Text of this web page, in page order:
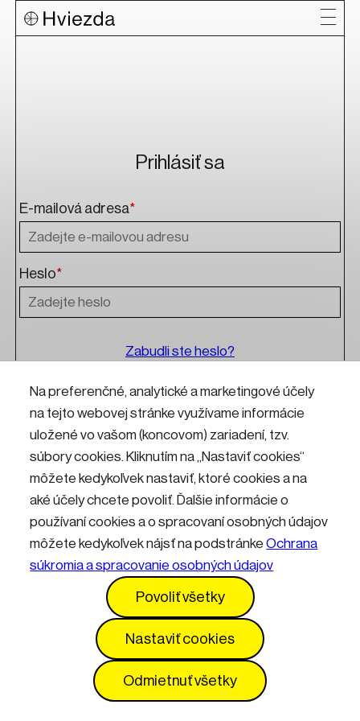
Na preferenčné, analytické a marketingové účely
na tejto webovej stránke využívame informácie
uložené vo vašom (koncovom) zariadení, tzv.
súbory cookies. Kliknutím na „Nastaviť cookies“
môžete kedykoľvek nastaviť, ktoré cookies a na
aké účely chcete povoliť. Ďalšie informácie o
používaní cookies a o spracovaní osobných údajov
môžete kedykoľvek nájsť na podstránkeOchrana
súkromia a spracovanie osobných údajov
Povoliť všetky
Nastaviť cookies
Odmietnuť všetky
Prihlásiť sa
E-mailová adresa*
Heslo*
Zabudli ste heslo?
Přihlásit
Kontakty Informácie pre návštevníkov
Prevádzkový poriadok
Vyhlásenie o prístupnosti Služby
Nastavenia cookies